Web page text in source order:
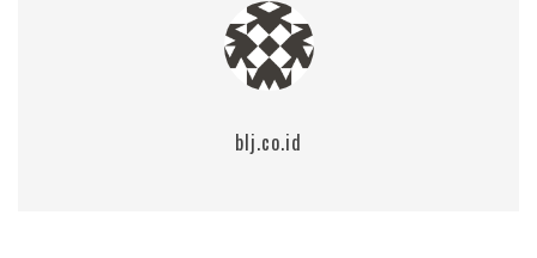
blj.co.id